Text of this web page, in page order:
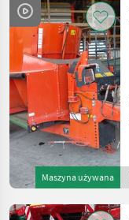
Maszyna używana